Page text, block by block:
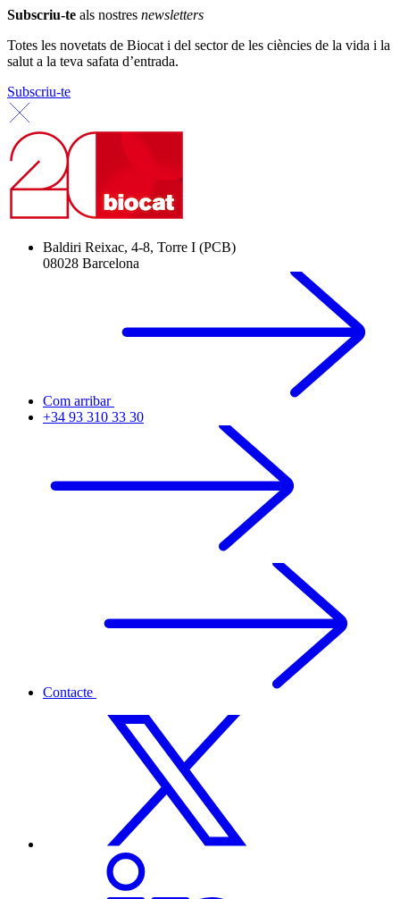
Subscriu-te als nostres newsletters
Totes les novetats de Biocat i del sector de les ciències de la vida i la
salut a la teva safata d’entrada.
Subscriu-te
Baldiri Reixac, 4-8, Torre I (PCB)
08028 Barcelona
Com arribar
+34 93 310 33 30
Contacte